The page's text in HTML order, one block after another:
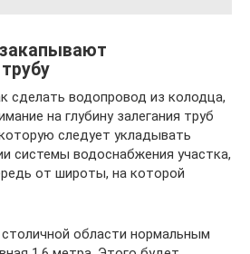
сделать водопровод из колодца,
на глубину залегания труб
следует укладывать
системы водоснабжения участка,
от широты, на которой
области нормальным